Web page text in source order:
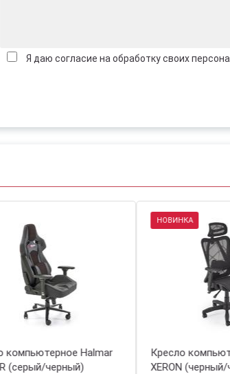
Я даю согласие на обработку своих
Кресло компьютерное Halmar
BALDUR (серый/черный)
НОВИНКА
Кресло
XERON